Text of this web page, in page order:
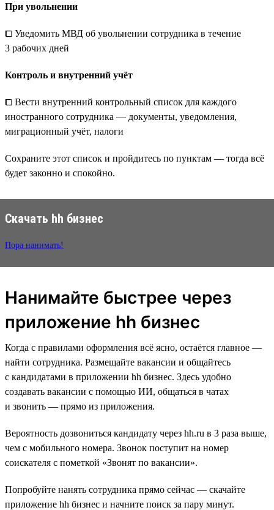
При увольнении
⧠ Уведомить МВД об увольнении сотрудника в течение
3 рабочих дней
Контроль и внутренний учёт
⧠ Вести внутренний контрольный список для каждого
иностранного сотрудника — документы, уведомления,
миграционный учёт, налоги
Сохраните этот список и пройдитесь по пунктам — тогда всё
будет законно и спокойно.
Скачать hh бизнес
Пора нанимать!
Нанимайте быстрее через
приложение hh бизнес
Когда с правилами оформления всё ясно, остаётся главное —
найти сотрудника. Размещайте вакансии и общайтесь
с кандидатами в приложении hh бизнес. Здесь удобно
создавать вакансии с помощью ИИ, общаться в чатах
и звонить — прямо из приложения.
Вероятность дозвониться кандидату через hh.ru в 3 раза выше,
чем с мобильного номера. Звонок поступит на номер
соискателя с пометкой «Звонят по вакансии».
Попробуйте нанять сотрудника прямо сейчас — скачайте
приложение hh бизнес и начните поиск за пару минут.